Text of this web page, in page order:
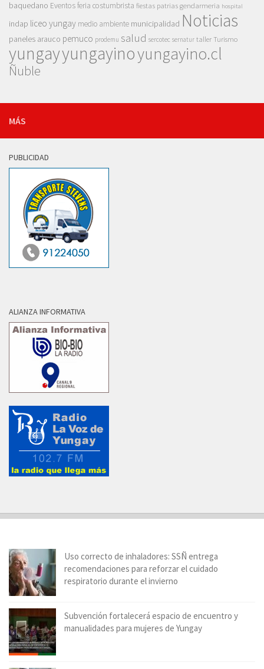
baquedano Eventosferia costumbrista fiestas patrias gendarmeria hospital
indap liceo yungay medio ambiente municipalidad Noticias
paneles arauco pemuco prodemu salud sercotec sernatur taller Turismo
yungayyungayinoyungayino.cl
Ñuble
MÁS
PUBLICIDAD
ALIANZA INFORMATIVA
Uso correcto de inhaladores: SSÑ entrega
recomendaciones para reforzar el cuidado
respiratorio durante el invierno
Subvención fortalecerá espacio de encuentro y
manualidades para mujeres de Yungay